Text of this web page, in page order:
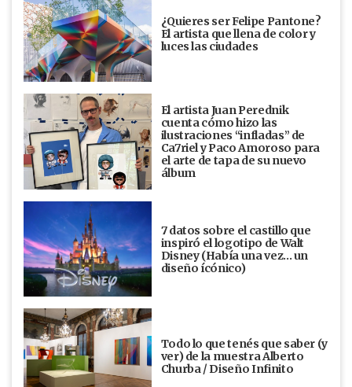
¿Quieres ser Felipe Pantone?
El artista que llena de color y
luces las ciudades
El artista Juan Perednik
cuenta cómo hizo las
ilustraciones “infladas” de
Ca7riel y Paco Amoroso para
el arte de tapa de su nuevo
álbum
7 datos sobre el castillo que
inspiró el logotipo de Walt
Disney (Había una vez... un
diseño ícónico)
Todo lo que tenés que saber (y
ver) de la muestra Alberto
Churba / Diseño Infinito